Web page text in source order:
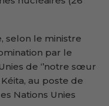
selon le ministre
par le
de ‘’notre sœur
au poste de
Nations Unies